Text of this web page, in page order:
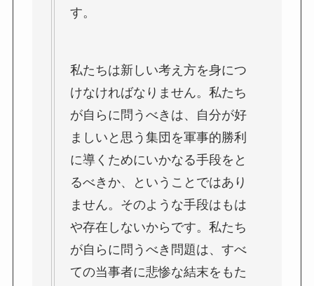
す。
私たちは新しい考え方を身につ
けなければなりません。私たち
が自らに問うべきは、自分が好
ましいと思う集団を軍事的勝利
に導くためにいかなる手段をと
るべきか、ということではあり
ません。そのような手段はもは
や存在しないからです。私たち
が自らに問うべき問題は、すべ
ての当事者に悲惨な結末をもた